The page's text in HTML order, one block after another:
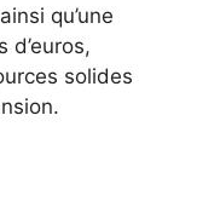
qu’une
d’euros,
solides